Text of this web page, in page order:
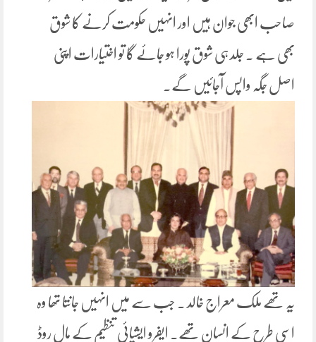
صاحب ابھی جوان ہیں اور انہیں حکومت کرنے کا شوق
بھی ہے ۔ جلد ہی شوق پورا ہو جائے گا تو اختیارات اپنی
اصل جگہ واپس آجائیں گے۔
یہ تھے ملک معراج خالد ۔ جب سے میں انہیں جانتا تھا وہ
اسی طرح کے انسان تھے۔ ایفرو ایشیائی تنظیم کے مال روڈ